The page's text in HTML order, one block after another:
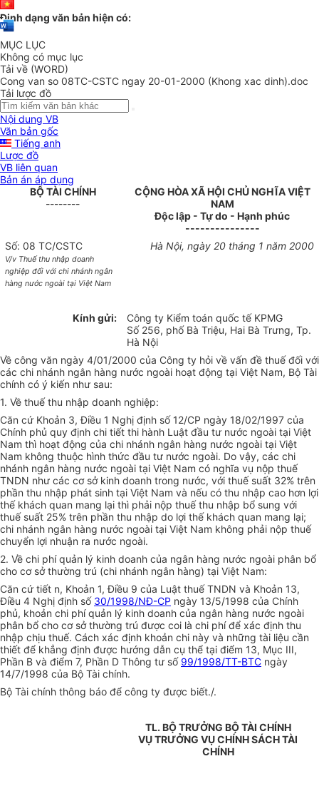
Định dạng văn bản hiện có:
MỤC LỤC
Không có mục lục
Tải về (WORD)
Cong van so 08TC-CSTC ngay 20-01-2000 (Khong xac dinh).doc
Tải lược đồ
Nội dung VB
Văn bản gốc
Tiếng anh
Lược đồ
VB liên quan
Bản án áp dụng
BỘ TÀI CHÍNH
--------
CỘNG HÒA XÃ HỘI CHỦ NGHĨA VIỆT
NAM
Độc lập - Tự do - Hạnh phúc
---------------
Số: 08 TC/CSTC
V/v Thuế thu nhập doanh
nghiệp đối với chi nhánh ngân
hàng nước ngoài tại Việt Nam
Hà Nội, ngày 20 tháng 1 năm 2000
Kính gửi:
Công ty Kiểm toán quốc tế KPMG
Số 256, phố Bà Triệu, Hai Bà Trưng, Tp.
Hà Nội
Về công văn ngày 4/01/2000 của Công ty hỏi về vấn đề thuế đối với
các chi nhánh ngân hàng nước ngoài hoạt động tại Việt Nam, Bộ Tài
chính có ý kiến như sau:
1. Về thuế thu nhập doanh nghiệp:
Căn cứ Khoản 3, Điều 1 Nghị định số 12/CP ngày 18/02/1997 của
Chính phủ quy định chi tiết thi hành Luật đầu tư nước ngoài tại Việt
Nam thì hoạt động của chi nhánh ngân hàng nước ngoài tại Việt
Nam không thuộc hình thức đầu tư nước ngoài. Do vậy, các chi
nhánh ngân hàng nước ngoài tại Việt Nam có nghĩa vụ nộp thuế
TNDN như các cơ sở kinh doanh trong nước, với thuế suất 32% trên
phần thu nhập phát sinh tại Việt Nam và nếu có thu nhập cao hơn lợi
thế khách quan mang lại thì phải nộp thuế thu nhập bổ sung với
thuế suất 25% trên phần thu nhập do lợi thế khách quan mang lại;
chi nhánh ngân hàng nước ngoài tại Việt Nam không phải nộp thuế
chuyển lợi nhuận ra nước ngoài.
2. Về chi phí quản lý kinh doanh của ngân hàng nước ngoài phân bổ
cho cơ sở thường trú (chi nhánh ngân hàng) tại Việt Nam:
Căn cứ tiết n, Khoản 1, Điều 9 của Luật thuế TNDN và Khoản 13,
Điều 4 Nghị định số 30/1998/NĐ-CP ngày 13/5/1998 của Chính
phủ, khoản chi phí quản lý kinh doanh của ngân hàng nước ngoài
phân bổ cho cơ sở thường trú được coi là chi phí để xác định thu
nhập chịu thuế. Cách xác định khoản chi này và những tài liệu cần
thiết để khẳng định được hướng dẫn cụ thể tại điểm 13, Mục III,
Phần B và điểm 7, Phần D Thông tư số 99/1998/TT-BTC ngày
14/7/1998 của Bộ Tài chính.
Bộ Tài chính thông báo để công ty được biết./.
TL. BỘ TRƯỞNG BỘ TÀI CHÍNH
VỤ TRƯỞNG VỤ CHÍNH SÁCH TÀI
CHÍNH